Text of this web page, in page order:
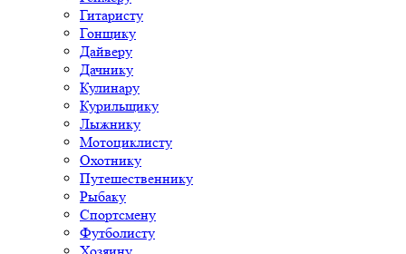
Гитаристу
Гонщику
Дайверу
Дачнику
Кулинару
Курильщику
Лыжнику
Мотоциклисту
Охотнику
Путешественнику
Рыбаку
Спортсмену
Футболисту